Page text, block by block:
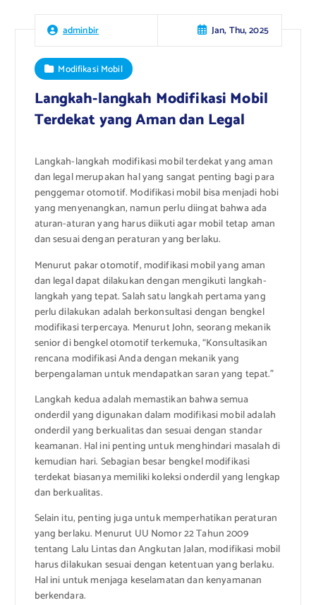
adminbir Jan, Thu, 2025
Modifikasi Mobil
Langkah-langkah Modifikasi Mobil
Terdekat yang Aman dan Legal
Langkah-langkah modifikasi mobil terdekat yang aman
dan legal merupakan hal yang sangat penting bagi para
penggemar otomotif. Modifikasi mobil bisa menjadi hobi
yang menyenangkan, namun perlu diingat bahwa ada
aturan-aturan yang harus diikuti agar mobil tetap aman
dan sesuai dengan peraturan yang berlaku.
Menurut pakar otomotif, modifikasi mobil yang aman
dan legal dapat dilakukan dengan mengikuti langkah-
langkah yang tepat. Salah satu langkah pertama yang
perlu dilakukan adalah berkonsultasi dengan bengkel
modifikasi terpercaya. Menurut John, seorang mekanik
senior di bengkel otomotif terkemuka, “Konsultasikan
rencana modifikasi Anda dengan mekanik yang
berpengalaman untuk mendapatkan saran yang tepat.”
Langkah kedua adalah memastikan bahwa semua
onderdil yang digunakan dalam modifikasi mobil adalah
onderdil yang berkualitas dan sesuai dengan standar
keamanan. Hal ini penting untuk menghindari masalah di
kemudian hari. Sebagian besar bengkel modifikasi
terdekat biasanya memiliki koleksi onderdil yang lengkap
dan berkualitas.
Selain itu, penting juga untuk memperhatikan peraturan
yang berlaku. Menurut UU Nomor 22 Tahun 2009
tentang Lalu Lintas dan Angkutan Jalan, modifikasi mobil
harus dilakukan sesuai dengan ketentuan yang berlaku.
Hal ini untuk menjaga keselamatan dan kenyamanan
berkendara.